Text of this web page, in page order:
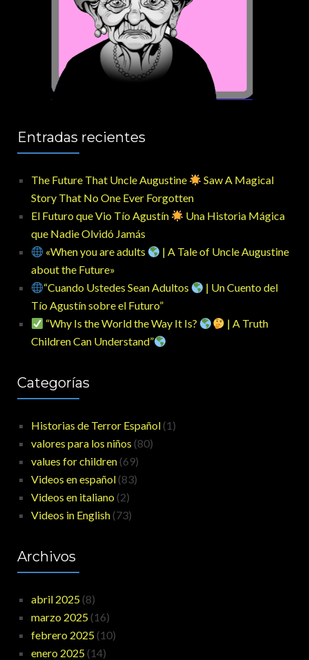
Entradas recientes
The Future That Uncle Augustine
Saw A Magical
Story That No One Ever Forgotten
El Futuro que Vio Tío Agustín
Una Historia Mágica
que Nadie Olvidó Jamás
«When you are adults
| A Tale of Uncle Augustine
about the Future»
“Cuando Ustedes Sean Adultos
| Un Cuento del
Tío Agustín sobre el Futuro”
“Why Is the World the Way It Is?
| A Truth
Children Can Understand”
Categorías
Historias de Terror Español (1)
valores para los niños (80)
values for children (69)
Videos en español (83)
Videos en italiano (2)
Videos in English (73)
Archivos
abril 2025 (8)
marzo 2025 (16)
febrero 2025 (10)
enero 2025 (14)